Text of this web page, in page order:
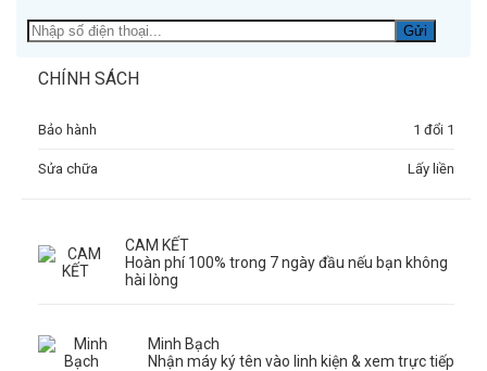
CHÍNH SÁCH
Bảo hành 1 đổi 1
Sửa chữa Lấy liền
CAM KẾT
Hoàn phí 100% trong 7 ngày đầu nếu bạn không
hài lòng
Minh Bạch
Nhận máy ký tên vào linh kiện & xem trực tiếp